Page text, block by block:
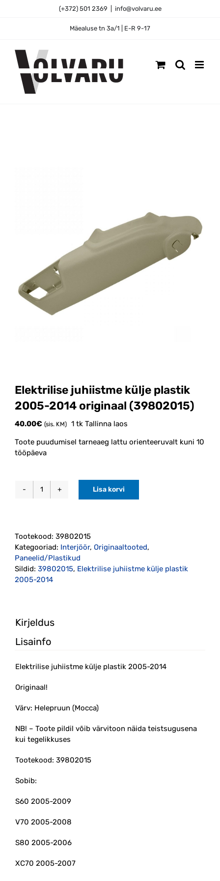
(+372) 501 2369 info@volvaru.ee
Mäealuse tn 3a/1 | E-R 9-17
Elektrilise juhiistme külje plastik
2005-2014 originaal (39802015)
40.00€ (sis. KM) 1 tk Tallinna laos
Toote puudumisel tarneaeg lattu orienteeruvalt kuni 10
tööpäeva
Elektrilise
2005-
2014
originaal
(39802015)
kogus
Lisa korvi
Tootekood: 39802015
Kategooriad: Interjöör, Originaaltooted,
Paneelid/Plastikud
Sildid: 39802015, Elektrilise juhiistme külje plastik
2005-2014
Kirjeldus
Lisainfo
Elektrilise juhiistme külje plastik 2005-2014
Originaal!
Värv: Helepruun (Mocca)
NB! – Toote pildil võib värvitoon näida teistsugusena
kui tegelikkuses
Tootekood: 39802015
Sobib:
S60 2005-2009
V70 2005-2008
S80 2005-2006
XC70 2005-2007